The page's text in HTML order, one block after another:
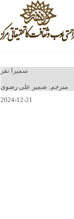
سمیرا نفر
مترجم: ضمیر علی رضوی
2024-12-21